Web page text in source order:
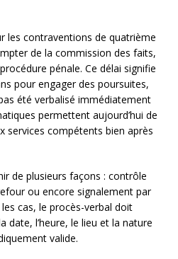
les contraventions de quatrième
de la commission des faits,
pénale. Ce délai signifie
pour engager des poursuites,
été verbalisé immédiatement
permettent aujourd’hui de
services compétents bien après
de plusieurs façons : contrôle
ou encore signalement par
cas, le procès-verbal doit
date, l’heure, le lieu et la nature
valide.